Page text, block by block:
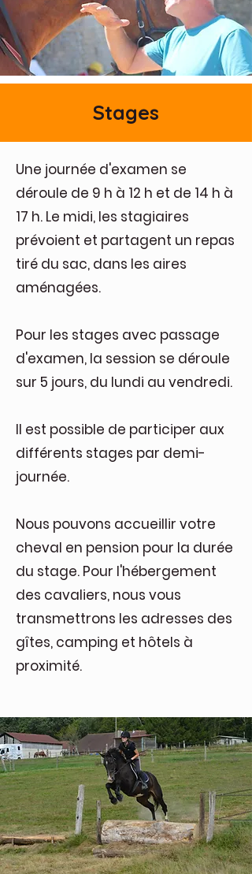
Stages
Une journée d'examen se
déroule de 9 h à 12 h et de 14 h à
17 h. Le midi, les stagiaires
prévoient et partagent un repas
tiré du sac, dans les aires
aménagées.
Pour les stages avec passage
d'examen, la session se déroule
sur 5 jours, du lundi au vendredi.
Il est possible de participer aux
différents stages par demi-
journée.
Nous pouvons accueillir votre
cheval en pension pour la durée
du stage. Pour l'hébergement
des cavaliers, nous vous
transmettrons les adresses des
gîtes, camping et hôtels à
proximité.